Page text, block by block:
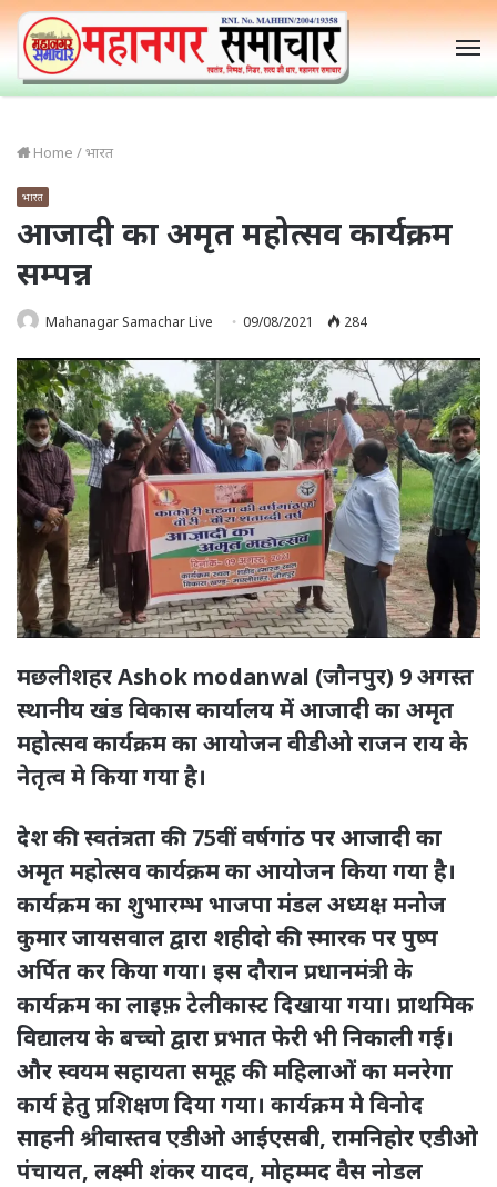
Home /भारत
भारत
आजादी का अमृत महोत्सव कार्यक्रम
सम्पन्न
Mahanagar Samachar Live 09/08/2021 284
मछलीशहर Ashok modanwal (जौनपुर) 9 अगस्त
स्थानीय खंड विकास कार्यालय में आजादी का अमृत
महोत्सव कार्यक्रम का आयोजन वीडीओ राजन राय के
नेतृत्व मे किया गया है।
देश की स्वतंत्रता की 75वीं वर्षगांठ पर आजादी का
अमृत महोत्सव कार्यक्रम का आयोजन किया गया है।
कार्यक्रम का शुभारम्भ भाजपा मंडल अध्यक्ष मनोज
कुमार जायसवाल द्वारा शहीदो की स्मारक पर पुष्प
अर्पित कर किया गया। इस दौरान प्रधानमंत्री के
कार्यक्रम का लाइफ़ टेलीकास्ट दिखाया गया। प्राथमिक
विद्यालय के बच्चो द्वारा प्रभात फेरी भी निकाली गई।
और स्वयम सहायता समूह की महिलाओं का मनरेगा
कार्य हेतु प्रशिक्षण दिया गया। कार्यक्रम मे विनोद
साहनी श्रीवास्तव एडीओ आईएसबी, रामनिहोर एडीओ
पंचायत, लक्ष्मी शंकर यादव, मोहम्मद वैस नोडल